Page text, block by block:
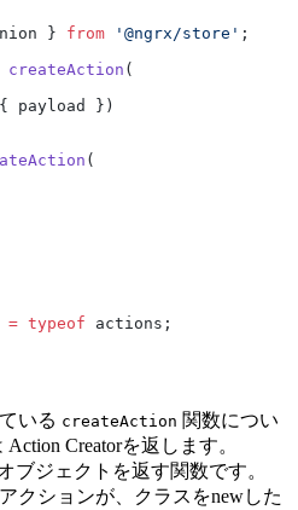
} from '@ngrx/store' ;
createAction (
payload })
(
= typeof actions;
いる createAction 関数につい
Creatorを返します。
ブジェクトを返す関数です。
クションが、クラスをnewした